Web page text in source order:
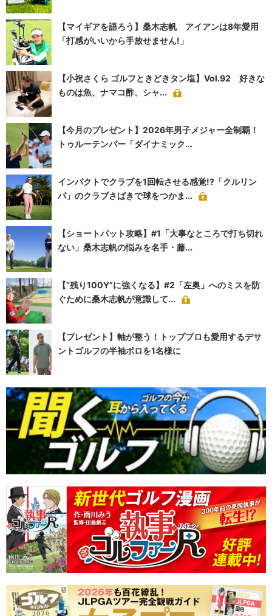
【マイギアを語ろう】桑木志帆 アイアンは8年愛用
「打感がいいから手放せません!」
【小祝さくら ゴルフときどきタン塩】Vol.92 好きな
ものは魚、ナマコ酢、シャ...
【今月のプレゼント】2026年男子メジャー全制覇！
トゥルーテンパー「ダイナミック...
インパクトでクラブを1回転させる感覚!?「クルリン
パ」のクラブさばきで球をつかま...
【ショートパット攻略】#1「大事なところで打ち切れ
ない」桑木志帆の悩みを名手・藤...
【“残り100Y”に強くなる】#2「左奥」へのミスを防
ぐために桑木志帆が意識して...
【プレゼント】軸が整う！トッププロも愛用するデサ
ントゴルフの半袖ポロを1名様に